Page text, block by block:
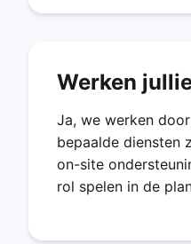
Werken
Ja, we werken
bepaalde diensten
on-site
rol spelen in de